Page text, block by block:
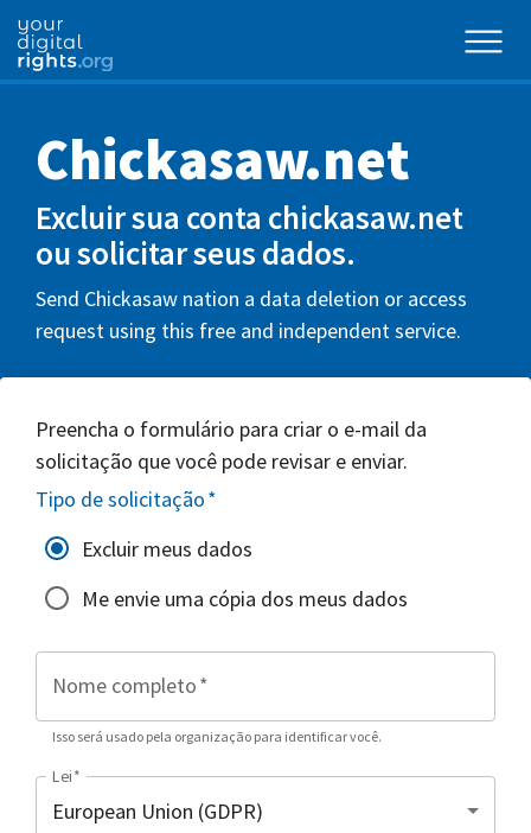
Chickasaw.net
Excluir sua conta chickasaw.net
ou solicitar seus dados.
Send Chickasaw nation a data deletion or access
request using this free and independent service.
Preencha o formulário para criar o e-mail da
solicitação que você pode revisar e enviar.
Tipo de solicitação*
Excluir meus dados
Me envie uma cópia dos meus dados
Nome completo*
Isso será usado pela organização para identificar você.
Lei*